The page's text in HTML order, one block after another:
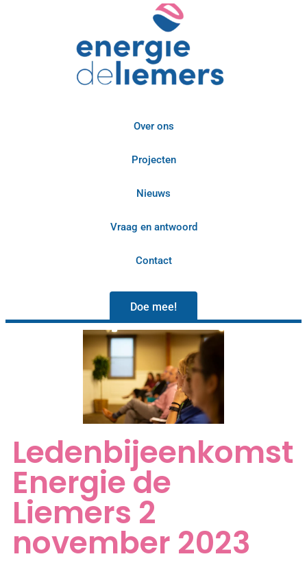
Over ons
Projecten
Nieuws
Vraag en antwoord
Contact
Doe mee!
Ledenbijeenkomst
Energie de
Liemers 2
november 2023